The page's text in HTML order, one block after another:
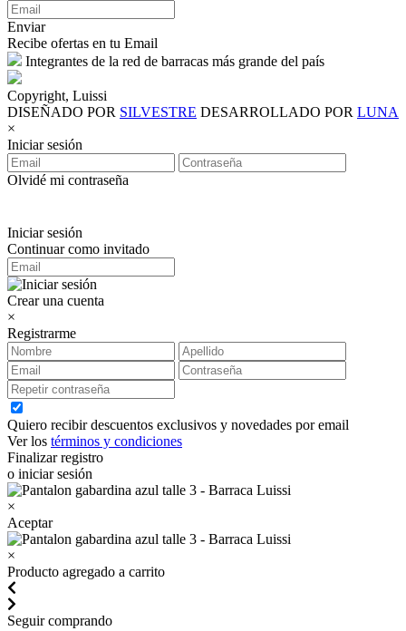
Enviar
Recibe ofertas en tu Email
Integrantes de la red de barracas más grande del país
Copyright, Luissi
DISEÑADO POR SILVESTRE DESARROLLADO POR LUNA
×
Iniciar sesión
Olvidé mi contraseña
Iniciar sesión
Continuar como invitado
Crear una cuenta
×
Registrarme
Quiero recibir descuentos exclusivos y novedades por email
Ver los términos y condiciones
Finalizar registro
o iniciar sesión
×
Aceptar
×
Producto agregado a carrito
Seguir comprando